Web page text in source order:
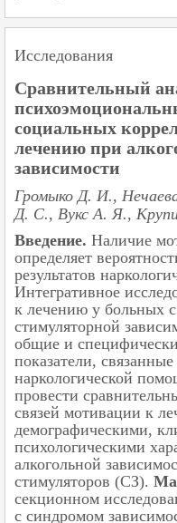
Исследования
Сравнительный
социальных
лечению при
зависимости
Громыко Д. И.,
Д. С., Вукс А. Я.,
Введение. Наличие
определяет
результатов
Интегративное
к лечению у больных
стимуляторной
общие и
показатели,
наркологической
провести
связей мотивации к
демографическими,
психологическими
алкогольной
стимуляторов (СЗ).
секционном
с синдромом